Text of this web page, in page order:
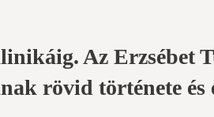
Az Erzsébet
rövid története és